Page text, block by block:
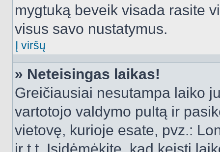
mygtuką beveik visada rasite
visus savo nustatymus.
Į viršų
» Neteisingas laikas!
Greičiausiai nesutampa laiko
vartotojo valdymo pultą ir
vietovę, kurioje esate, pvz.: